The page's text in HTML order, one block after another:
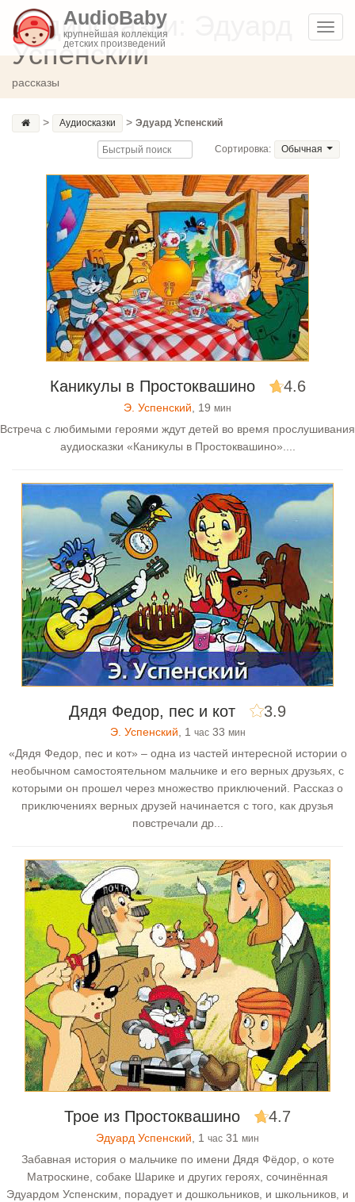
AudioBaby
крупнейшая коллекция
детских произведений
Аудиосказки: Эдуард
Успенский
рассказы
> Аудиосказки > Эдуард Успенский
Сортировка: Обычная
Каникулы в Простоквашино 4.6
Э. Успенский , 19 мин
Встреча с любимыми героями ждут детей во время прослушивания
аудиосказки «Каникулы в Простоквашино»....
Дядя Федор, пес и кот 3.9
Э. Успенский, 1 час33 мин
«Дядя Федор, пес и кот» – одна из частей интересной истории о
необычном самостоятельном мальчике и его верных друзьях, с
которыми он прошел через множество приключений. Рассказ о
приключениях верных друзей начинается с того, как друзья
повстречали др...
Трое из Простоквашино 4.7
Эдуард Успенский , 1 час 31 мин
Забавная история о мальчике по имени Дядя Фёдор, о коте
Матроскине, собаке Шарике и других героях, сочинённая
Эдуардом Успенским, порадует и дошкольников, и школьников, и